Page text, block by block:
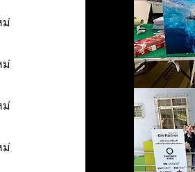
ม่
ม่
ม่
ม่